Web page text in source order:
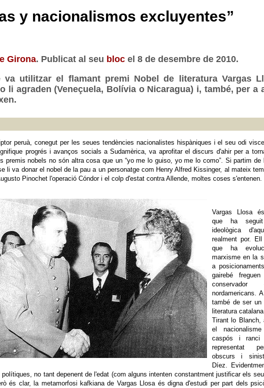
y nacionalismos excluyentes”
Girona. Publicat al seu bloc el 8 de desembre de 2010.
utilitzar el flamant premi Nobel de literatura Vargas
li agraden (Veneçuela, Bolívia o Nicaragua) i, també, per
peruà, conegut per les seues tendències nacionalistes hispàniques i el seu odi
progrés i avanços socials a Sudamèrica, va aprofitar el discurs d'ahir per a
premis nobels no són altra cosa que un “yo me lo guiso, yo me lo como”. Si partim de
li va donar el nobel de la pau a un personatge com Henry Alfred Kissinger, al mateix
Pinochet l'operació Cóndor i el colp d'estat contra Allende, moltes coses s'entenen.
Vargas Llosa
que ha
ideològica
realment por.
que ha
marxisme en la
a
gairebé
nordamericans.
també de ser un
literatura
Tirant lo Blanch,
el
caspós i
representat
obscurs i
Díez.
no tant depenent de l'edat (com alguns intenten constantment justificar els
és clar, la metamorfosi kafkiana de Vargas Llosa és digna d'estudi per part dels